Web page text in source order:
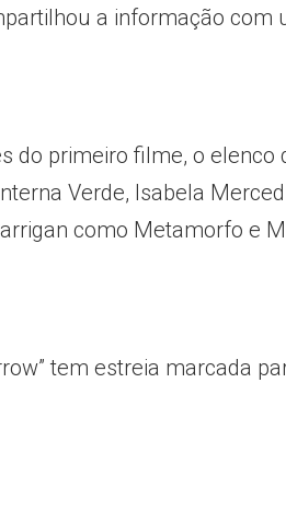
a informação com
do primeiro filme, o elenco
Verde, Isabela
como Metamorfo e
tem estreia marcada